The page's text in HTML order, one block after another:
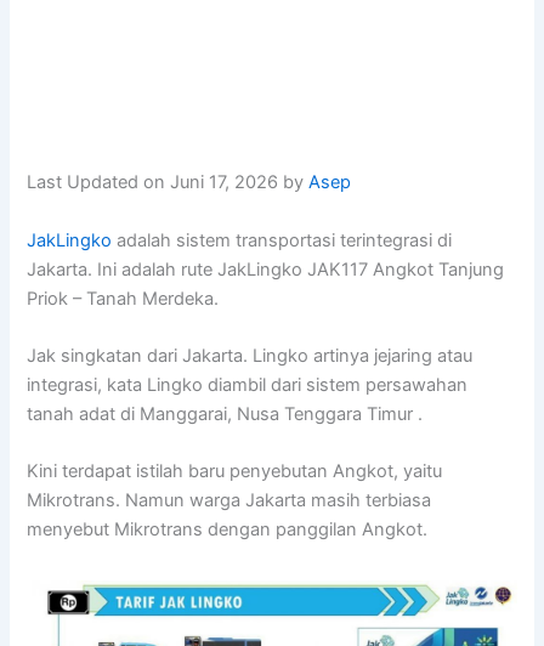
Last Updated on Juni 17, 2026 byAsep
JakLingko adalah sistem transportasi terintegrasi di
Jakarta. Ini adalah rute JakLingko JAK117 Angkot Tanjung
Priok – Tanah Merdeka.
Jak singkatan dari Jakarta. Lingko artinya jejaring atau
integrasi, kata Lingko diambil dari sistem persawahan
tanah adat di Manggarai, Nusa Tenggara Timur .
Kini terdapat istilah baru penyebutan Angkot, yaitu
Mikrotrans. Namun warga Jakarta masih terbiasa
menyebut Mikrotrans dengan panggilan Angkot.